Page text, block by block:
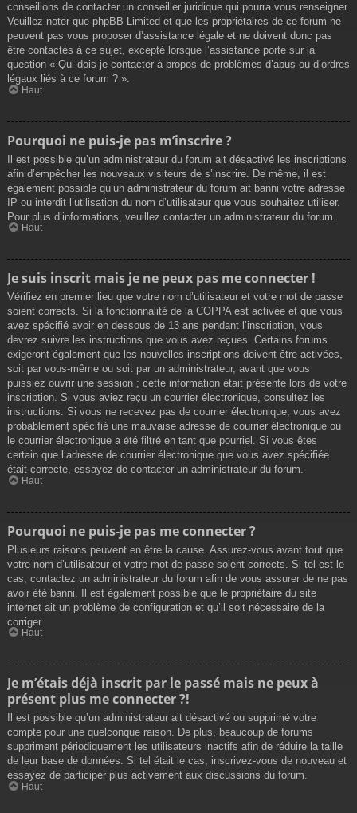
conseillons de contacter un conseiller juridique qui pourra vous renseigner.
Veuillez noter que phpBB Limited et que les propriétaires de ce forum ne
peuvent pas vous proposer d’assistance légale et ne doivent donc pas
être contactés à ce sujet, excepté lorsque l’assistance porte sur la
question « Qui dois-je contacter à propos de problèmes d’abus ou d’ordres
légaux liés à ce forum ? ».
Haut
Pourquoi ne puis-je pas m’inscrire ?
Il est possible qu’un administrateur du forum ait désactivé les inscriptions
afin d’empêcher les nouveaux visiteurs de s’inscrire. De même, il est
également possible qu’un administrateur du forum ait banni votre adresse
IP ou interdit l’utilisation du nom d’utilisateur que vous souhaitez utiliser.
Pour plus d’informations, veuillez contacter un administrateur du forum.
Haut
Je suis inscrit mais je ne peux pas me connecter !
Vérifiez en premier lieu que votre nom d’utilisateur et votre mot de passe
soient corrects. Si la fonctionnalité de la COPPA est activée et que vous
avez spécifié avoir en dessous de 13 ans pendant l’inscription, vous
devrez suivre les instructions que vous avez reçues. Certains forums
exigeront également que les nouvelles inscriptions doivent être activées,
soit par vous-même ou soit par un administrateur, avant que vous
puissiez ouvrir une session ; cette information était présente lors de votre
inscription. Si vous aviez reçu un courrier électronique, consultez les
instructions. Si vous ne recevez pas de courrier électronique, vous avez
probablement spécifié une mauvaise adresse de courrier électronique ou
le courrier électronique a été filtré en tant que pourriel. Si vous êtes
certain que l’adresse de courrier électronique que vous avez spécifiée
était correcte, essayez de contacter un administrateur du forum.
Haut
Pourquoi ne puis-je pas me connecter ?
Plusieurs raisons peuvent en être la cause. Assurez-vous avant tout que
votre nom d’utilisateur et votre mot de passe soient corrects. Si tel est le
cas, contactez un administrateur du forum afin de vous assurer de ne pas
avoir été banni. Il est également possible que le propriétaire du site
internet ait un problème de configuration et qu’il soit nécessaire de la
corriger.
Haut
Je m’étais déjà inscrit par le passé mais ne peux à
présent plus me connecter ?!
Il est possible qu’un administrateur ait désactivé ou supprimé votre
compte pour une quelconque raison. De plus, beaucoup de forums
suppriment périodiquement les utilisateurs inactifs afin de réduire la taille
de leur base de données. Si tel était le cas, inscrivez-vous de nouveau et
essayez de participer plus activement aux discussions du forum.
Haut